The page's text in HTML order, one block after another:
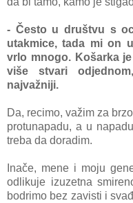
- Često u društvu s
utakmice, tada mi on
vrlo mnogo. Košarka
više stvari
najvažniji.
Da, recimo, važim za
protunapadu, a u
treba da doradim.
Inače, mene i moju
odlikuje izuzetna
bodrimo bez zavisti i